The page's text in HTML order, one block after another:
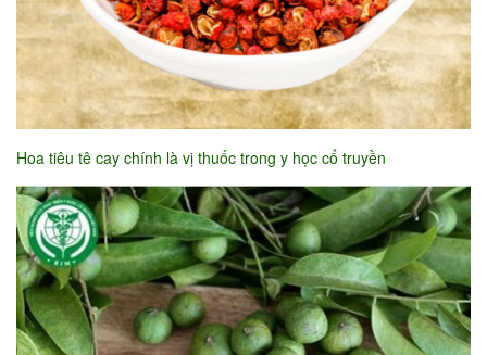
Hoa tiêu tê cay chính là vị thuốc trong y học cổ truyền